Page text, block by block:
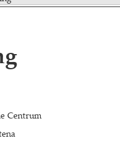
Centrum